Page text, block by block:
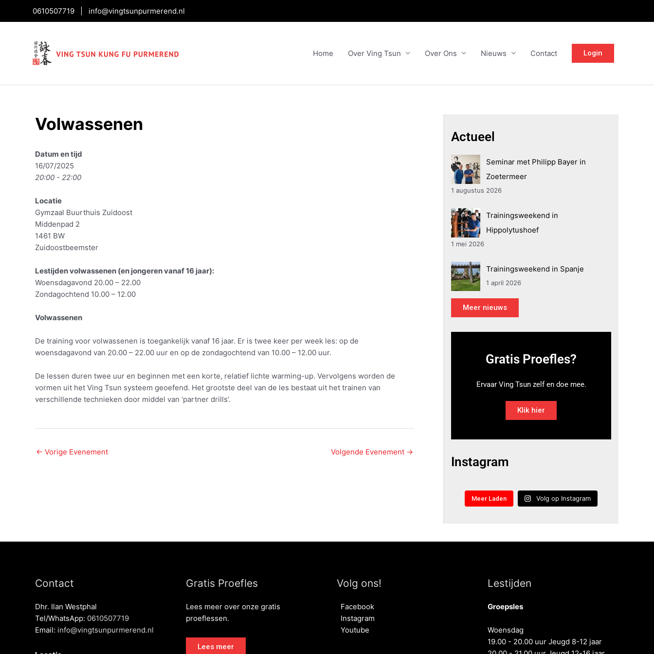
0610507719 info@vingtsunpurmerend.nl
Home Over Ving Tsun Over Ons Nieuws Contact Login
Volwassenen
Datum en tijd
16/07/2025
20:00 - 22:00
Locatie
Gymzaal Buurthuis Zuidoost
Middenpad 2
1461 BW
Zuidoostbeemster
Lestijden volwassenen (en jongeren vanaf 16 jaar):
Woensdagavond 20.00 – 22.00
Zondagochtend 10.00 – 12.00
Volwassenen
De training voor volwassenen is toegankelijk vanaf 16 jaar. Er is twee keer per week les: op de
woensdagavond van 20.00 – 22.00 uur en op de zondagochtend van 10.00 – 12.00 uur.
De lessen duren twee uur en beginnen met een korte, relatief lichte warming-up. Vervolgens worden de
vormen uit het Ving Tsun systeem geoefend. Het grootste deel van de les bestaat uit het trainen van
verschillende technieken door middel van ‘partner drills’.
Bericht
navigatie
← Vorige Evenement Volgende Evenement →
Actueel
Seminar met Philipp Bayer in
Zoetermeer
1 augustus 2026
Trainingsweekend in
Hippolytushoef
1 mei 2026
Trainingsweekend in Spanje
1 april 2026
Meer nieuws
Gratis Proefles?
Ervaar Ving Tsun zelf en doe mee.
Klik hier
Instagram
Meer Laden Volg op Instagram
Contact
Dhr. Ilan Westphal
Tel/WhatsApp: 0610507719
Email: info@vingtsunpurmerend.nl
Gratis Proefles
Lees meer over onze gratis
proeflessen.
Lees meer
Volg ons!
Facebook
Instagram
Youtube
Lestijden
Groepsles
Woensdag
19.00 - 20.00 uur Jeugd 8-12 jaar